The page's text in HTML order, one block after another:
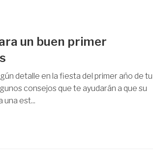
un buen primer
detalle en la fiesta del primer año de tu
consejos que te ayudarán a que su
una est...